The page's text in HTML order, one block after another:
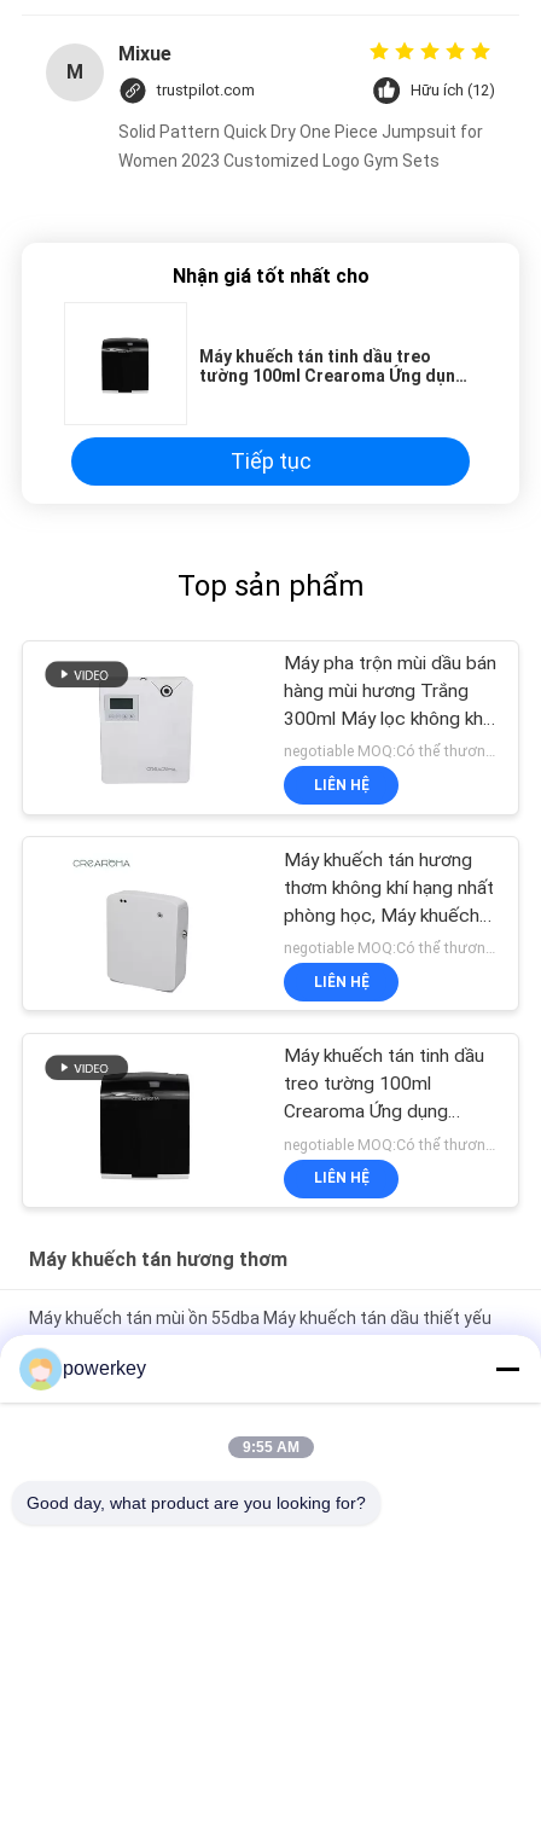
M
Mixue
trustpilot.com Hữu ích (12)
Solid Pattern Quick Dry One Piece Jumpsuit for
Women 2023 Customized Logo Gym Sets
Nhận giá tốt nhất cho
Máy khuếch tán tinh dầu treo
tường 100ml Crearoma Ứng dụng
Tiếp tục
Top sản phẩm
Máy pha trộn mùi dầu bán
hàng mùi hương Trắng
300ml Máy lọc không khí
Kiểm soát ứng dụng wifinegotiable MOQ:Có thể thương lượng
LIÊN HỆ
Máy khuếch tán hương
thơm không khí hạng nhất
phòng học, Máy khuếch
tán hương thơm điện
35dba độ ồn
negotiable MOQ:Có thể thương lượng
LIÊN HỆ
Máy khuếch tán tinh dầu
treo tường 100ml
Crearoma Ứng dụng
phòng khách sạn
negotiable MOQ:Có thể thương lượng
LIÊN HỆ
Máy khuếch tán hương thơm
Máy khuếch tán mùi ồn 55dba Máy khuếch tán dầu thiết yếu
bằng nhựa 100ml
Máy khuếch tán tinh dầu treo tường 100ml Crearoma Ứng
chai 60ml
powerkey
9:55 AM
Good day, what product are you looking for?